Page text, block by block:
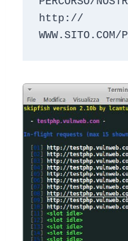
http://